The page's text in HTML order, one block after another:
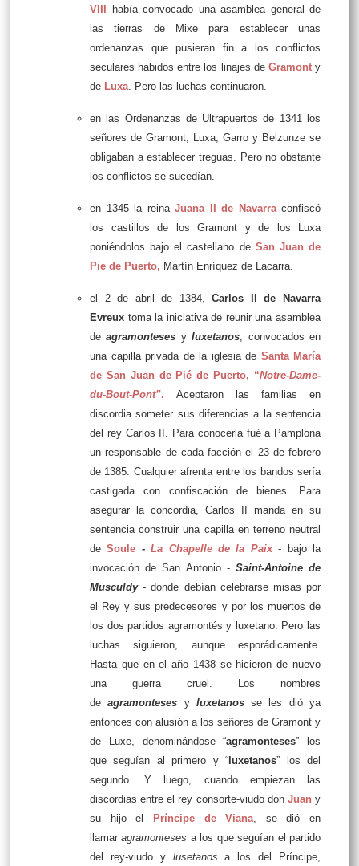
VIII
había convocado una asamblea general de
las tierras de Mixe para establecer unas
ordenanzas que pusieran fin a los conflictos
seculares habidos entre los linajes de Gramont y
de Luxa. Pero las luchas continuaron.
en las Ordenanzas de Ultrapuertos de 1341 los
señores de Gramont, Luxa, Garro y Belzunze se
obligaban a establecer treguas. Pero no obstante
los conflictos se sucedían.
en 1345 la reina Juana II de Navarra confiscó
los castillos de los Gramont y de los Luxa
poniéndolos bajo el castellano de San Juan de
Pie de Puerto, Martín Enríquez de Lacarra.
el 2 de abril de 1384,Carlos II de Navarra
Evreux toma la iniciativa de reunir una asamblea
deagramonteses yluxetanos, convocados en
una capilla privada de la iglesia de Santa María
de San Juan de Pié de Puerto, “Notre-Dame-
du-Bout-Pont”. Aceptaron las familias en
discordia someter sus diferencias a la sentencia
del rey Carlos II. Para conocerla fué a Pamplona
un responsable de cada facción el 23 de febrero
de 1385. Cualquier afrenta entre los bandos sería
castigada con confiscación de bienes. Para
asegurar la concordia, Carlos II manda en su
sentencia construir una capilla en terreno neutral
deSoule - La Chapelle de la Paix - bajo la
invocación de San Antonio - Saint-Antoine de
Musculdy- donde debían celebrarse misas por
el Rey y sus predecesores y por los muertos de
los dos partidos agramontés y luxetano. Pero las
luchas siguieron, aunque esporádicamente.
Hasta que en el año 1438 se hicieron de nuevo
una guerra cruel. Los nombres
deagramonteses y luxetanosse les dió ya
entonces con alusión a los señores de Gramont y
de Luxe, denominándose “agramonteses” los
que seguían al primero y “ luxetanos” los del
segundo. Y luego, cuando empiezan las
discordias entre el rey consorte-viudo don Juany
su hijo el
Príncipe de Viana, se dió en
llamaragramonteses a los que seguían el partido
del rey-viudo y lusetanosa los del Príncipe,